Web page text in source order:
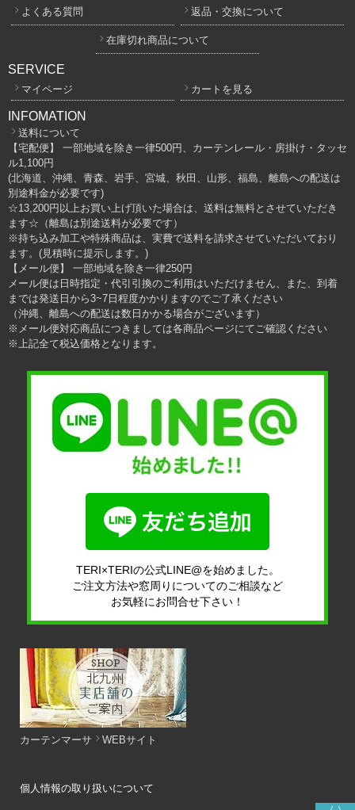
よくある質問 返品・交換について
在庫切れ商品について
SERVICE
マイページ カートを見る
INFOMATION
送料について
【宅配便】 一部地域を除き一律500円、カーテンレール・房掛け・タッセ
ル1,100円
(北海道、沖縄、青森、岩手、宮城、秋田、山形、福島、離島への配送は
別途料金が必要です)
☆13,200円以上お買い上げ頂いた場合は、送料は無料とさせていただき
ます☆（離島は別途送料が必要です）
※持ち込み加工や特殊商品は、実費で送料を請求させていただいており
ます。(見積時に提示します。)
【メール便】 一部地域を除き一律250円
メール便は日時指定・代引引換のご利用はいただけません、また、到着
までは発送日から3~7日程度かかりますのでご了承ください
（沖縄、離島への配送は数日かかる場合がございます）
※メール便対応商品につきましては各商品ページにてご確認ください
※上記全て税込価格となります。
TERI×TERIの公式LINE@を始めました。
ご注文方法や窓周りについてのご相談など
お気軽にお問合せ下さい！
カーテンマーサ WEBサイト
個人情報の取り扱いについて